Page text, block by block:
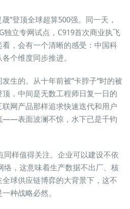
”登顶全球超算500强。同一天，
独立专网试点，C919首次商业执飞
，会有一个清晰的感受：中国科
个维度同步推进。
生的。从十年前被”卡脖子”时的被
，中间是无数工程师日复一日的
网产品那样追求快速迭代和用户
——表面波澜不惊，水下已是千钧
同样值得关注。企业可以建设不依
络，这意味着生产数据不出厂、核
球供应链博弈的大背景下，这不
种战略必然。